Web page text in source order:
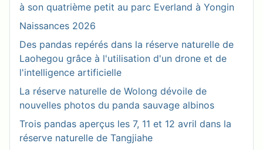
à son quatrième petit au parc Everland à Yongin
Naissances 2026
Des pandas repérés dans la réserve naturelle de
Laohegou grâce à l'utilisation d'un drone et de
l'intelligence artificielle
La réserve naturelle de Wolong dévoile de
nouvelles photos du panda sauvage albinos
Trois pandas aperçus les 7, 11 et 12 avril dans la
réserve naturelle de Tangjiahe